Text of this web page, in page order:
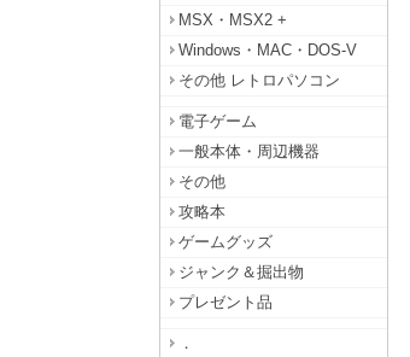
MSX・MSX2 +
Windows・MAC・DOS-V
その他 レトロパソコン
電子ゲーム
一般本体・周辺機器
その他
攻略本
ゲームグッズ
ジャンク＆掘出物
プレゼント品
．